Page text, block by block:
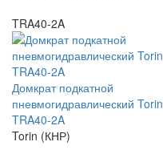
TRA40-2A
Домкрат подкатной
пневмогидравлический Torin
TRA40-2A
Torin (КНР)